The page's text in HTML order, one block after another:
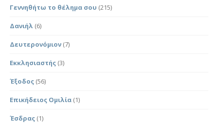
Γεννηθήτω το θέλημα σου (215)
Δανιήλ (6)
Δευτερονόμιον (7)
Εκκλησιαστής (3)
Έξοδος (56)
Επικήδειος Ομιλία (1)
Έσδρας (1)